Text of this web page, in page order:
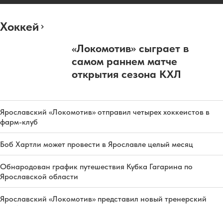
Хоккей
«Локомотив» сыграет в
самом раннем матче
открытия сезона КХЛ
Ярославский «Локомотив» отправил четырех хоккеистов в
фарм-клуб
Боб Хартли может провести в Ярославле целый месяц
Обнародован график путешествия Кубка Гагарина по
Ярославской области
Ярославский «Локомотив» представил новый тренерский